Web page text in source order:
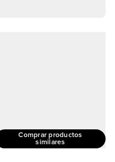
Comprar productos
similares